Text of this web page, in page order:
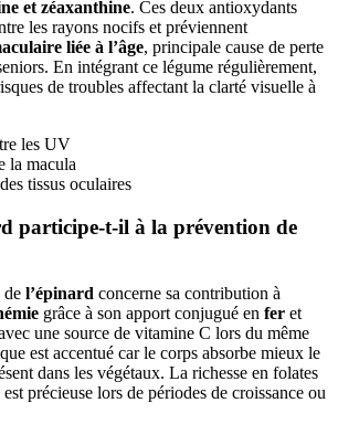
et zéaxanthine. Ces deux antioxydants
les rayons nocifs et préviennent
liée à l’âge, principale cause de perte
En intégrant ce légume régulièrement,
de troubles affectant la clarté visuelle à
les UV
la macula
tissus oculaires
participe-t-il à la prévention de
de l’épinard concerne sa contribution à
grâce à son apport conjugué en fer et
une source de vitamine C lors du même
est accentué car le corps absorbe mieux le
dans les végétaux. La richesse en folates
précieuse lors de périodes de croissance ou